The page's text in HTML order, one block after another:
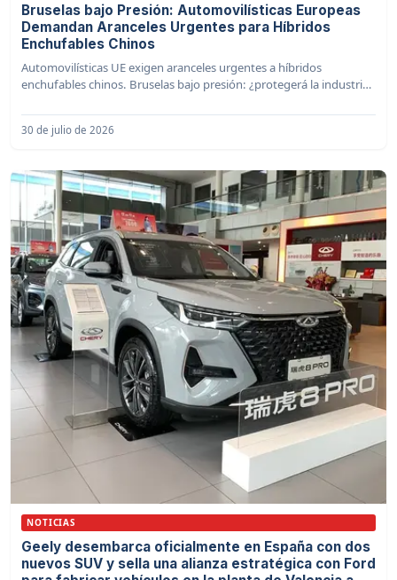
Bruselas bajo Presión: Automovilísticas Europeas
Demandan Aranceles Urgentes para Híbridos
Enchufables Chinos
Automovilísticas UE exigen aranceles urgentes a híbridos
enchufables chinos. Bruselas bajo presión: ¿protegerá la industria
30 de julio de 2026
NOTICIAS
Geely desembarca oficialmente en España con dos
nuevos SUV y sella una alianza estratégica con Ford